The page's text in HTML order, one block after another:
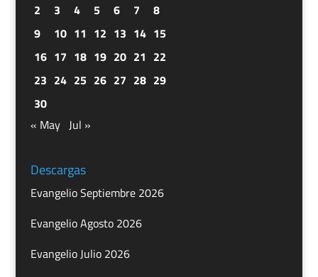
2
3 4 5 6 7
8
9
10 11 12 13 14 15
16 17 18 19 20 21 22
23 24 25 26 27 28 29
30
« May Jul »
Descargas
Evangelio Septiembre 2026
Evangelio Agosto 2026
Evangelio Julio 2026